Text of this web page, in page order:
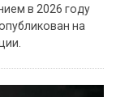
в 2026 году
на